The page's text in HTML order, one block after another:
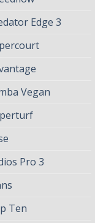
Edge 3
Vegan
Pro 3
Ten